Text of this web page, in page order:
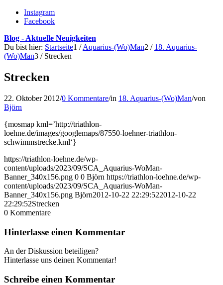
Instagram
Facebook
Blog - Aktuelle Neuigkeiten
Du bist hier: Startseite1 / Aquarius-(Wo)Man2 / 18. Aquarius-
(Wo)Man3 / Strecken
Strecken
22. Oktober 2012/0 Kommentare/in 18. Aquarius-(Wo)Man/von
Björn
{mosmap kml=’http://triathlon-
loehne.de/images/googlemaps/87550-loehner-triathlon-
schwimmstrecke.kml‘}
https://triathlon-loehne.de/wp-
content/uploads/2023/09/SCA_Aquarius-WoMan-
Banner_340x156.png 0 0 Björn https://triathlon-loehne.de/wp-
content/uploads/2023/09/SCA_Aquarius-WoMan-
Banner_340x156.png Björn2012-10-22 22:29:522012-10-22
22:29:52Strecken
0 Kommentare
Hinterlasse einen Kommentar
An der Diskussion beteiligen?
Hinterlasse uns deinen Kommentar!
Schreibe einen Kommentar